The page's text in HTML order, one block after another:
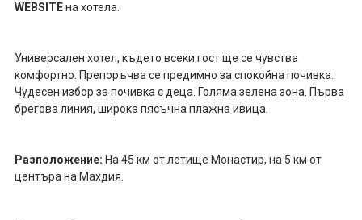
WEBSITEна хотела.
Универсален хотел, където всеки гост ще се чувства
комфортно. Препоръчва се предимно за спокойна почивка.
Чудесен избор за почивка с деца. Голяма зелена зона. Първа
брегова линия, широка пясъчна плажна ивица.
Разположение: На 45 км от летище Монастир, на 5 км от
центъра на Махдия.